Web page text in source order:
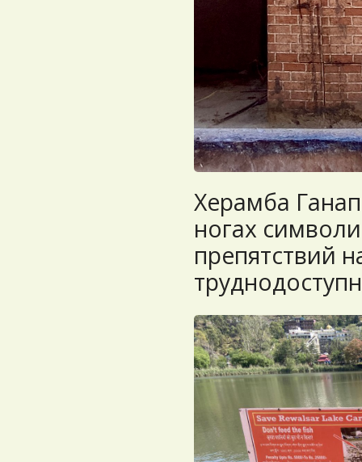
Херамба
ногах
препятствий